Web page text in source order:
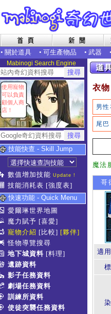
• 關於道具 • 可生產物品 • 武器 •
Mabinogi Search Engine
使用寵物
可以負責
顧個人商
店！
技能快查 - Skill Jump
數值增加技能 Update !
技能消耗表 [強度表]
快速功能 - Quick Menu
愛爾琳世界地圖
魔力賦予 [喜愛]
寵物介紹 [比較] [夥伴]
怪物導覽搜尋
地下城資料 [料理]
遺跡資料
影子任務資料
劇場任務資料
訓練所資料
使徒突襲任務資料
衣物
男性
尾巴
魔法
哥
適